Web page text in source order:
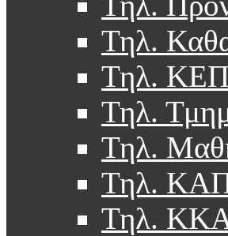
Τηλ.
Τηλ. ΚΕΠ
Τηλ.
Τηλ.
Τηλ.
Τηλ.